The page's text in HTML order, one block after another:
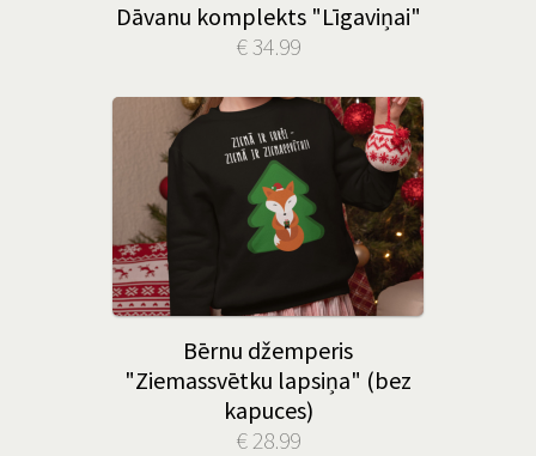
Dāvanu komplekts "Līgaviņai"
€ 34.99
Bērnu džemperis
"Ziemassvētku lapsiņa" (bez
kapuces)
€ 28.99